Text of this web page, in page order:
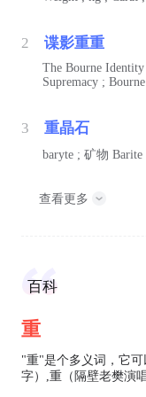
2 谍影重重
The Bourne
Supremacy ; Bourne
3 重晶石
baryte ; 矿物 Barite
查看更多
百科
重
"重"是个多义词，它
字）,重（隔壁老樊演